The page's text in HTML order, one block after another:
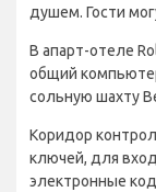
душем. Гости
В апарт-отеле
общий
сольную шахту
Коридор
ключей, для
электронные